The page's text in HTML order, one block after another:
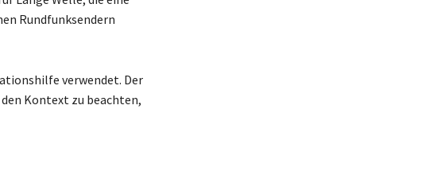
Rundfunksendern
verwendet. Der
Kontext zu beachten,